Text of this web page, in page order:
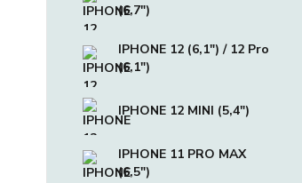
(6,7")
IPHONE 12 (6,1") / 12 Pro
(6,1")
IPHONE 12 MINI (5,4")
IPHONE 11 PRO MAX
(6,5")